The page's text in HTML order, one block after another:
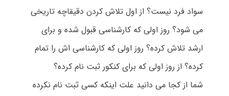
سواد فرد نیست؟ از اول تلاش کردن دقیقاچه تاریخی
می شود؟ روز اولی که کارشناسی قبول شده و برای
ارشد تلاش کرده؟ روز اولی که کارشناسی اش را تمام
کرده؟ از روز اولی که برای کنکور ثبت نام کرده؟
شما از کجا می دانید علت اینکه کسی ثبت نام نکرده